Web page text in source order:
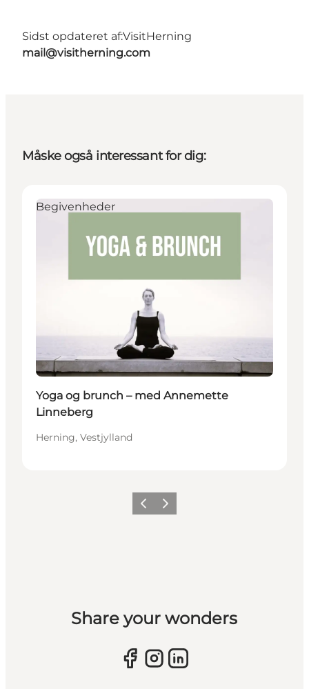
Sidst opdateret af:VisitHerning
mail@visitherning.com
Måske også interessant for dig:
Begivenheder
Yoga og brunch – med Annemette
Linneberg
Herning, Vestjylland
Forrige billede
Næste billede
Share your wonders